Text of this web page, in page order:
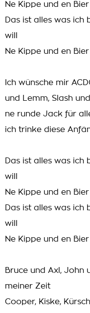
Ne Kippe und en
Das ist alles was ich
will
Ne Kippe und en
Ich wünsche mir
und Lemm, Slash
ne runde Jack für
ich trinke diese
Das ist alles was ich
will
Ne Kippe und en
Das ist alles was ich
will
Ne Kippe und en
Bruce und Axl, John
meiner Zeit
Cooper, Kiske,